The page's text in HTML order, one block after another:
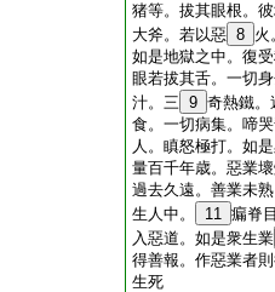
猪等。拔其眼根。
大斧。若以惡 8 火
如是地獄之中。復
眼若拔其舌。一切
汁。三 9 奇熱鐵。
食。一切病集。啼
人。瞋怒極打。如
量百千年歳。惡業
過去久遠。善業未
生人中。
11 瘺脊
入惡道。如是衆生業
得善報。作惡業者
生死